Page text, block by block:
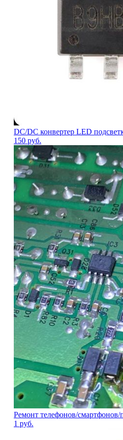
DC/DC конвертер LED
150 руб.
Ремонт телефонов/смартфонов/
1 руб.